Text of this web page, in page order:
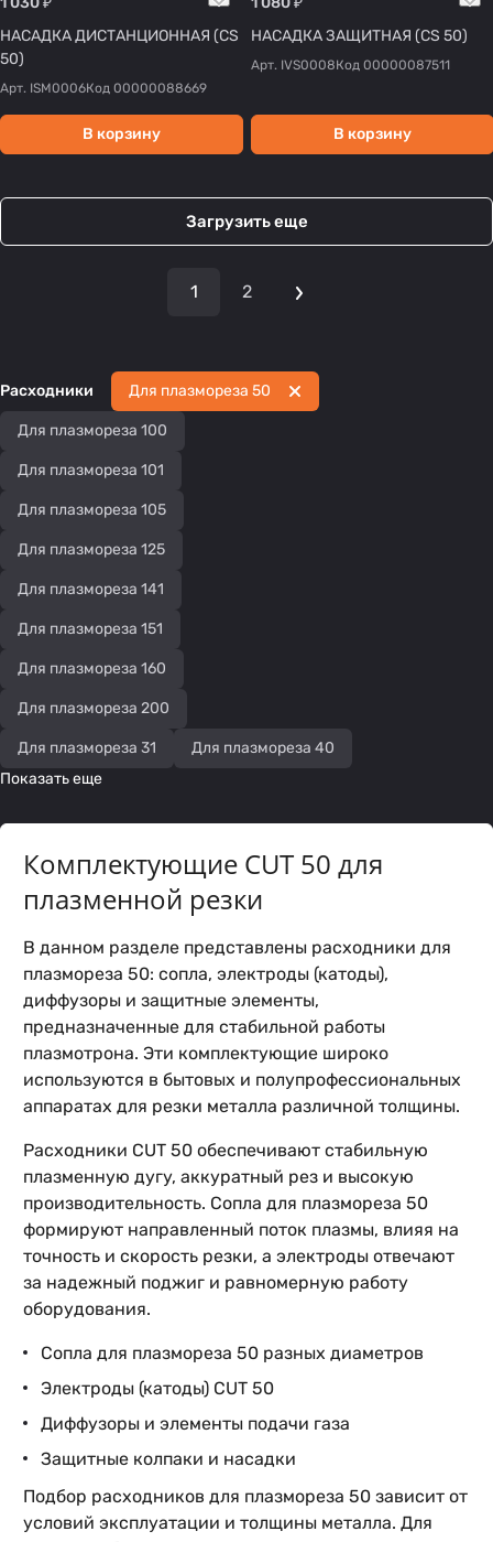
НАСАДКА ДИСТАНЦИОННАЯ (CS
50)
Арт. ISM0006Код 00000088669
В корзину
НАСАДКА ЗАЩИТНАЯ (CS 50)
Арт. IVS0008Код 00000087511
В корзину
Загрузить еще
1 2
Расходники
Для плазмореза 100
Для плазмореза 101
Для плазмореза 105
Для плазмореза 125
Для плазмореза 141
Для плазмореза 151
Для плазмореза 160
Для плазмореза 200
Для плазмореза 31 Для плазмореза 40
Для плазмореза 50
Показать еще
Комплектующие CUT 50 для
плазменной резки
В данном разделе представлены расходники для
плазмореза 50: сопла, электроды (катоды),
диффузоры и защитные элементы,
предназначенные для стабильной работы
плазмотрона. Эти комплектующие широко
используются в бытовых и полупрофессиональных
аппаратах для резки металла различной толщины.
Расходники CUT 50 обеспечивают стабильную
плазменную дугу, аккуратный рез и высокую
производительность. Сопла для плазмореза 50
формируют направленный поток плазмы, влияя на
точность и скорость резки, а электроды отвечают
за надежный поджиг и равномерную работу
оборудования.
Сопла для плазмореза 50 разных диаметров
Электроды (катоды) CUT 50
Диффузоры и элементы подачи газа
Защитные колпаки и насадки
Подбор расходников для плазмореза 50 зависит от
условий эксплуатации и толщины металла. Для